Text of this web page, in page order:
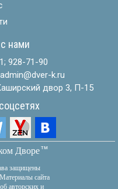
нами
; 928-71-90
k.ru
двор 3, П-15
Дворетм
защищены
сайта
авторских и